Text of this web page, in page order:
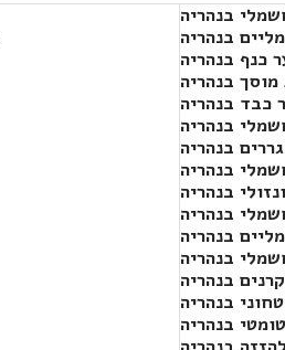
בנהריה
בנהריה
כנף בנהריה
בנהריה
כבד בנהריה
בנהריה
בנהריה
בנהריה
בנהריה
בנהריה
בנהריה
בנהריה
בנהריה
בנהריה
בנהריה